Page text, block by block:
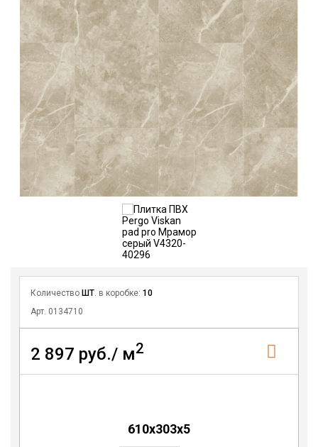
Количество ШТ. в коробке: 10
Арт. 0134710
2 897 руб./ м2
610х303х5